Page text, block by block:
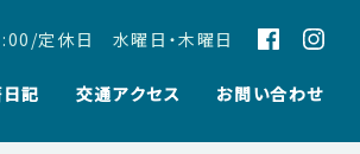
定休日 水曜日・木曜日
記 交通アクセス お問い合わせ